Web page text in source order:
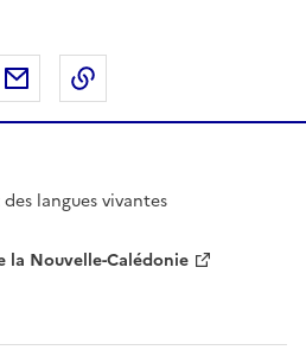
Twittersur LinkedIn
Partager par email
langues vivantes
la Nouvelle-Calédonie